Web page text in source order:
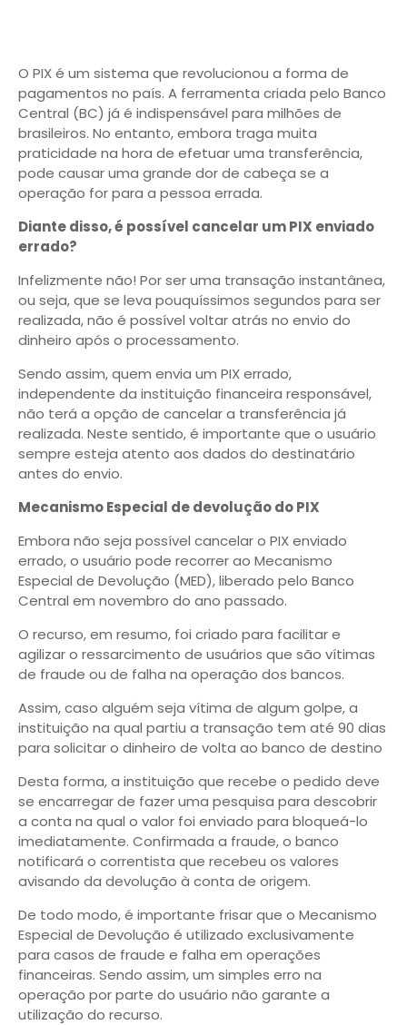
O PIX é um sistema que revolucionou a forma de
pagamentos no país. A ferramenta criada pelo Banco
Central (BC) já é indispensável para milhões de
brasileiros. No entanto, embora traga muita
praticidade na hora de efetuar uma transferência,
pode causar uma grande dor de cabeça se a
operação for para a pessoa errada.
Diante disso, é possível cancelar um PIX enviado
errado?
Infelizmente não! Por ser uma transação instantânea,
ou seja, que se leva pouquíssimos segundos para ser
realizada, não é possível voltar atrás no envio do
dinheiro após o processamento.
Sendo assim, quem envia um PIX errado,
independente da instituição financeira responsável,
não terá a opção de cancelar a transferência já
realizada. Neste sentido, é importante que o usuário
sempre esteja atento aos dados do destinatário
antes do envio.
Mecanismo Especial de devolução do PIX
Embora não seja possível cancelar o PIX enviado
errado, o usuário pode recorrer ao Mecanismo
Especial de Devolução (MED), liberado pelo Banco
Central em novembro do ano passado.
O recurso, em resumo, foi criado para facilitar e
agilizar o ressarcimento de usuários que são vítimas
de fraude ou de falha na operação dos bancos.
Assim, caso alguém seja vítima de algum golpe, a
instituição na qual partiu a transação tem até 90 dias
para solicitar o dinheiro de volta ao banco de destino
Desta forma, a instituição que recebe o pedido deve
se encarregar de fazer uma pesquisa para descobrir
a conta na qual o valor foi enviado para bloqueá-lo
imediatamente. Confirmada a fraude, o banco
notificará o correntista que recebeu os valores
avisando da devolução à conta de origem.
De todo modo, é importante frisar que o Mecanismo
Especial de Devolução é utilizado exclusivamente
para casos de fraude e falha em operações
financeiras. Sendo assim, um simples erro na
operação por parte do usuário não garante a
utilização do recurso.